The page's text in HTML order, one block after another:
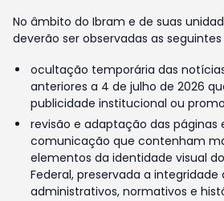
No âmbito do Ibram e de suas
deverão ser observadas as
ocultação temporária das
anteriores a 4 de julho de 2026
publicidade institucional ou
revisão e adaptação das páginas
comunicação que contenham
elementos da identidade visual
Federal, preservada a
administrativos, normativos e